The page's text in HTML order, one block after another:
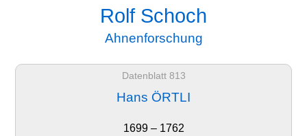
Rolf Schoch
Ahnenforschung
Datenblatt 813
Hans ÖRTLI
1699 – 1762